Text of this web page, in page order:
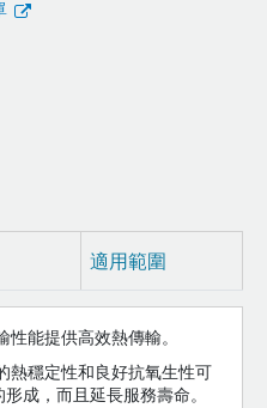
適用範圍
性能提供高效熱傳輸。
熱穩定性和良好抗氧生性可
成，而且延長服務壽命。